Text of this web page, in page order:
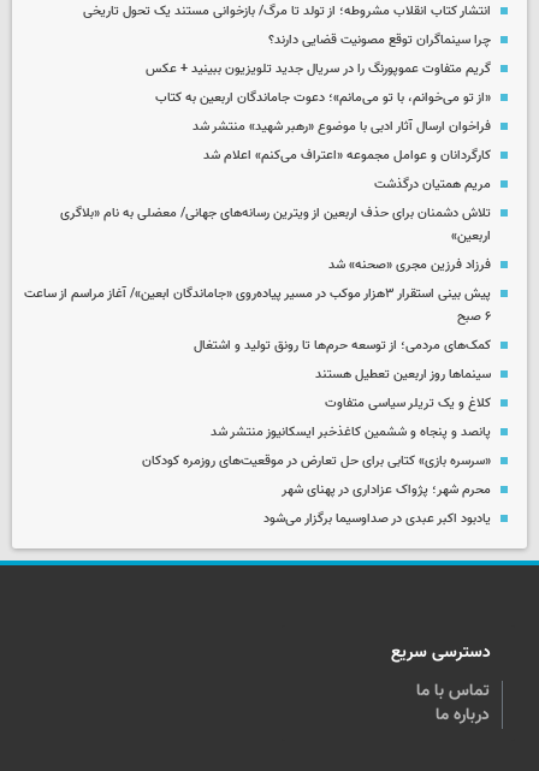
انتشار کتاب انقلاب مشروطه؛ از تولد تا مرگ/ بازخوانی مستند یک تحول تاریخی
چرا سینماگران توقع مصونیت قضایی دارند؟
گریم متفاوت عموپورنگ را در سریال جدید تلویزیون ببینید + عکس
«از تو می‌خوانم، با تو می‌مانم»؛ دعوت جاماندگان اربعین به کتاب
فراخوان ارسال آثار ادبی با موضوع «رهبر شهید» منتشر شد
کارگردانان و عوامل مجموعه «اعتراف می‌کنم» اعلام شد
مریم همتیان درگذشت
تلاش دشمنان برای حذف اربعین از ویترین رسانه‌های جهانی/ معضلی به نام «بلاگری
اربعین»
فرزاد فرزین مجری «صحنه» شد
پیش بینی استقرار ۳هزار موکب در مسیر پیاده‌روی «جاماندگان ابعین»/ آغاز مراسم از ساعت
۶ صبح
کمک‌های مردمی؛ از توسعه حرم‌ها تا رونق تولید و اشتغال
سینماها روز اربعین تعطیل هستند
کلاغ و یک تریلر سیاسی متفاوت
پانصد و پنجاه و ششمین کاغذخبر ایسکانیوز منتشر شد
«سرسره بازی» کتابی برای حل تعارض در موقعیت‌های روزمره کودکان
محرم شهر؛ پژواک عزاداری در پهنای شهر
یادبود اکبر عبدی در صداوسیما برگزار می‌شود
دسترسی سریع
تماس با ما
درباره ما